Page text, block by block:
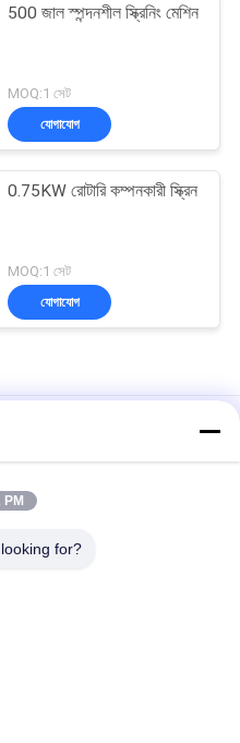
500 জাল স্পন্দনশীল স্ক্রিনিং মেশিন
MOQ:1 সেট
যোগাযোগ
0.75KW রোটারি কম্পনকারী স্ক্রিন
MOQ:1 সেট
যোগাযোগ
স্ক্রীনিং মেশিন ভাইব্রো শেকার
সর্পিল প্যাটার্ন উপাদান চলাচল
PM
for?